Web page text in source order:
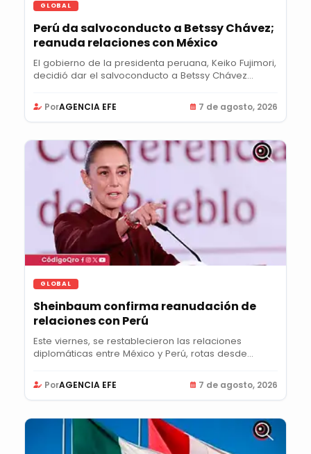
GLOBAL
Perú da salvoconducto a Betssy Chávez;
reanuda relaciones con México
El gobierno de la presidenta peruana, Keiko Fujimori,
decidió dar el salvoconducto a Betssy Chávez...
PorAGENCIA EFE 7 de agosto, 2026
GLOBAL
Sheinbaum confirma reanudación de
relaciones con Perú
Este viernes, se restablecieron las relaciones
diplomáticas entre México y Perú, rotas desde...
PorAGENCIA EFE 7 de agosto, 2026